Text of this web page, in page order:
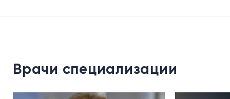
Врачи специализации